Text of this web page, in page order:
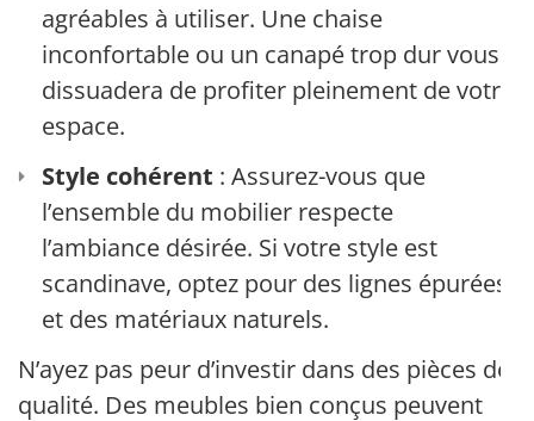
agréables à utiliser. Une chaise
inconfortable ou un canapé trop dur vous
dissuadera de profiter pleinement de votre
espace.
Style cohérent : Assurez-vous que
l’ensemble du mobilier respecte
l’ambiance désirée. Si votre style est
scandinave, optez pour des lignes épurées
et des matériaux naturels.
N’ayez pas peur d’investir dans des pièces de
qualité. Des meubles bien conçus peuvent